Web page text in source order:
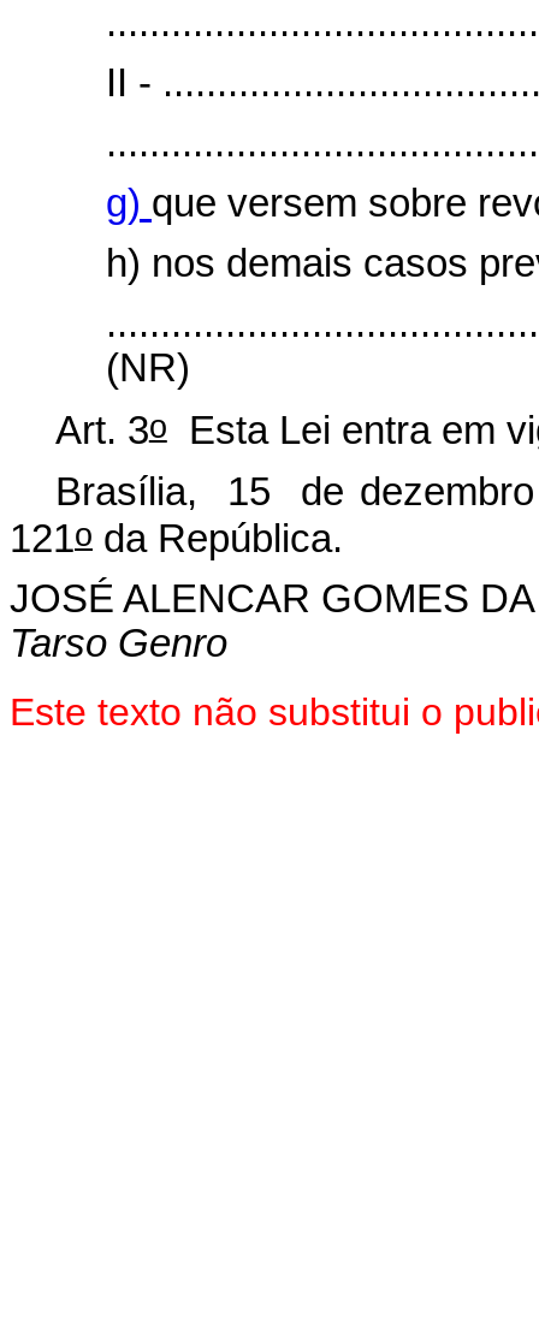
II -
g) que versem sobre
h) nos demais casos
(NR)
Art. 3oEsta Lei entra em
Brasília, 15 de
121o da República.
JOSÉ ALENCAR GOMES
Tarso Genro
Este texto não substitui o